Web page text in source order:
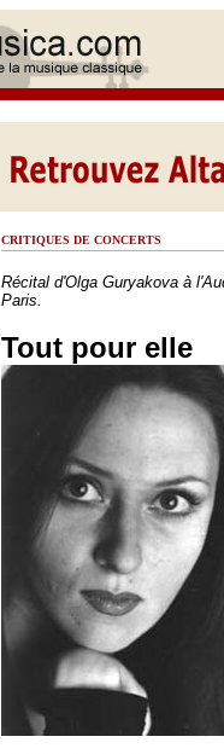
CRITIQUES DE CONCERTS
Récital d'Olga Guryakova à
Paris.
Tout pour elle